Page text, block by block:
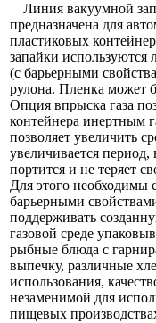
Линия вакуумной
предназначена для
пластиковых
запайки
(с барьерными
рулона. Пленка может
Опция впрыска газа
контейнера инертным
позволяет увеличить
увеличивается период,
портится и не теряет
Для этого необходимы
барьерными
поддерживать
газовой среде
рыбные блюда с
выпечку, различные
использования,
незаменимой для
пищевых